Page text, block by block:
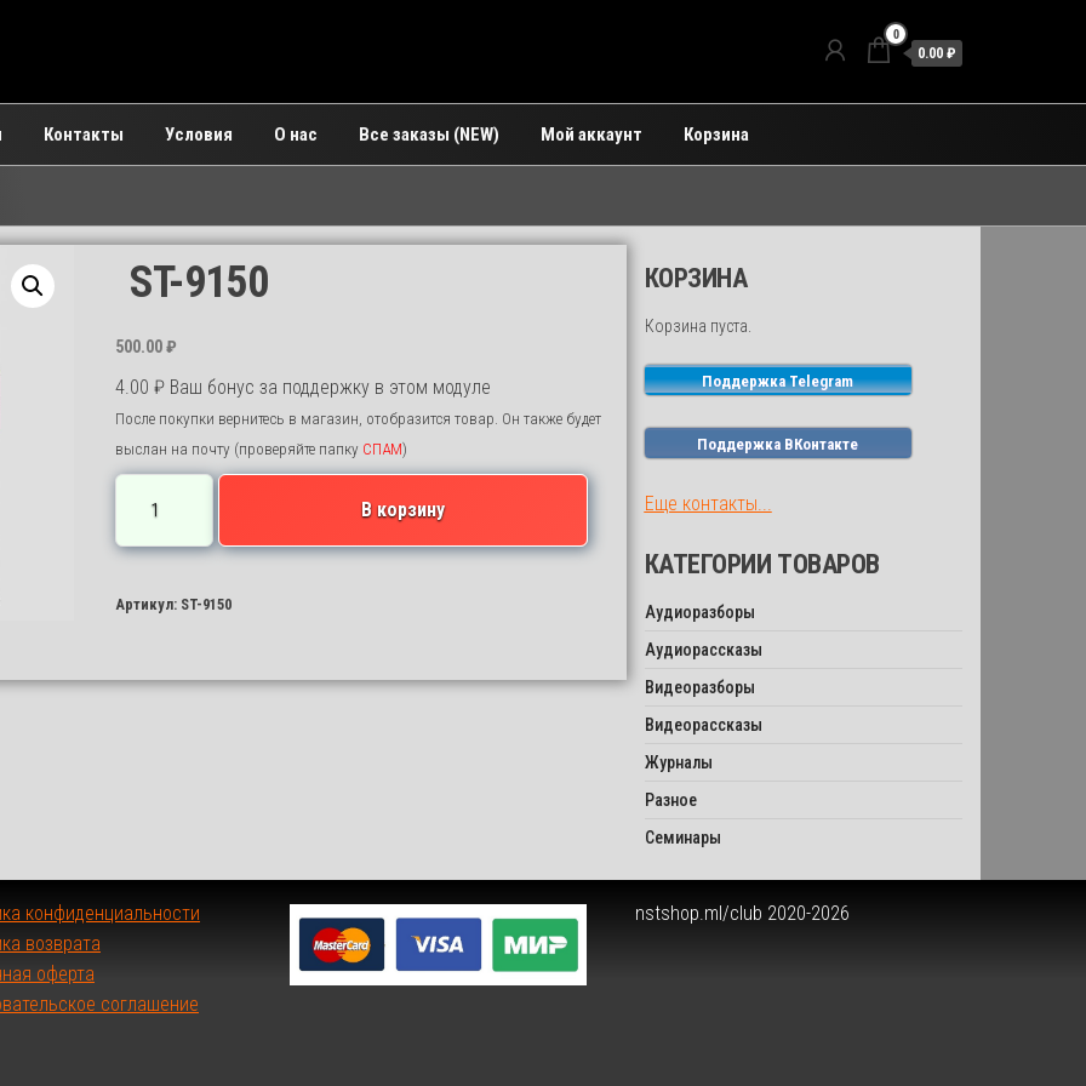
0
0.00 ₽
Контакты Условия О нас Все заказы (NEW) Мой аккаунт Корзина
ST-9150
500.00₽
4.00 ₽Ваш бонус за поддержку в этом модуле
После покупки вернитесь в магазин, отобразится товар. Он также будет
выслан на почту (проверяйте папку СПАМ)
Количество
товара
ST-
В корзину
Артикул: ST-9150
КОРЗИНА
Корзина пуста.
Поддержка Telegram
Поддержка ВКонтакте
Еще контакты...
КАТЕГОРИИ ТОВАРОВ
Аудиоразборы
Аудиорассказы
Видеоразборы
Видеорассказы
Журналы
Разное
Семинары
конфиденциальности
возврата
оферта
соглашение
nstshop.ml/club 2020-2026